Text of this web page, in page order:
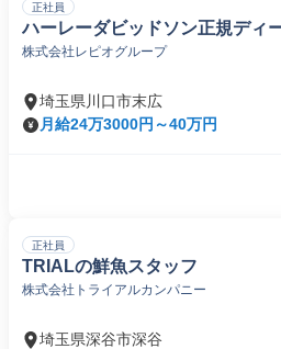
正社員
ハーレーダビッドソン正規ディ
株式会社レピオグループ
埼玉県川口市末広
月給24万3000円～40万円
正社員
TRIALの鮮魚スタッフ
株式会社トライアルカンパニー
埼玉県深谷市深谷